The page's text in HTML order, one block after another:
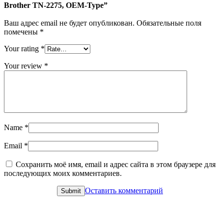
Brother TN-2275, OEM-Type”
Ваш адрес email не будет опубликован. Обязательные поля
помечены *
Your rating *
Your review *
Name *
Email *
Сохранить моё имя, email и адрес сайта в этом браузере для
последующих моих комментариев.
Оставить комментарий